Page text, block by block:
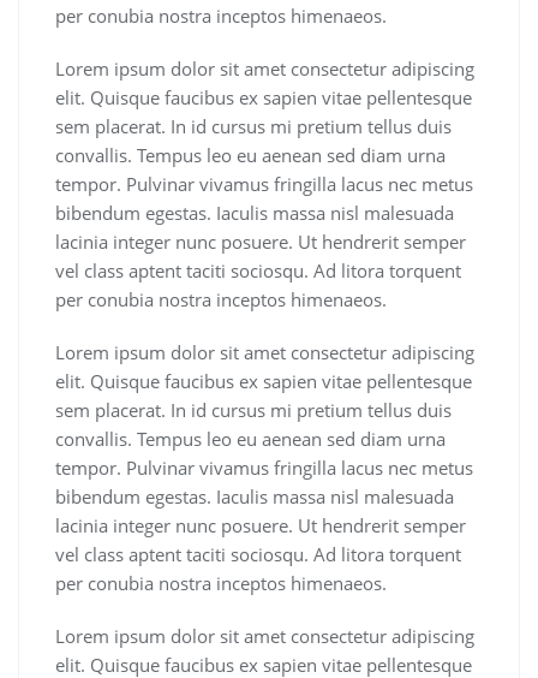
per conubia nostra inceptos himenaeos.
Lorem ipsum dolor sit amet consectetur adipiscing
elit. Quisque faucibus ex sapien vitae pellentesque
sem placerat. In id cursus mi pretium tellus duis
convallis. Tempus leo eu aenean sed diam urna
tempor. Pulvinar vivamus fringilla lacus nec metus
bibendum egestas. Iaculis massa nisl malesuada
lacinia integer nunc posuere. Ut hendrerit semper
vel class aptent taciti sociosqu. Ad litora torquent
per conubia nostra inceptos himenaeos.
Lorem ipsum dolor sit amet consectetur adipiscing
elit. Quisque faucibus ex sapien vitae pellentesque
sem placerat. In id cursus mi pretium tellus duis
convallis. Tempus leo eu aenean sed diam urna
tempor. Pulvinar vivamus fringilla lacus nec metus
bibendum egestas. Iaculis massa nisl malesuada
lacinia integer nunc posuere. Ut hendrerit semper
vel class aptent taciti sociosqu. Ad litora torquent
per conubia nostra inceptos himenaeos.
Lorem ipsum dolor sit amet consectetur adipiscing
elit. Quisque faucibus ex sapien vitae pellentesque